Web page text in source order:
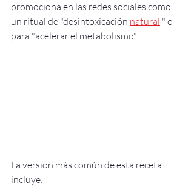
promociona en las redes sociales como
un ritual de "desintoxicación natural " o
para "acelerar el metabolismo".
La versión más común de esta receta
incluye: